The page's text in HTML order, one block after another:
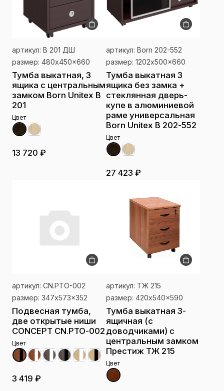
артикул: В 201 ДШ
размер: 480x450x660
Тумба выкатная, 3
ящика с центральным
замком Born Unitex В
201
Цвет
13 720 ₽
артикул: Born 202-552
размер: 1202x500x660
Тумба выкатная 3
ящика без замка +
стеклянная дверь-
купе в алюминиевой
раме универсальная
Born Unitex В 202-552
Цвет
27 423 ₽
артикул: CN.PTO-002
размер: 347x573x352
Подвесная тумба,
две открытые ниши
CONCEPT CN.PTO-002
Цвет
3 419 ₽
артикул: ТЖ 215
размер: 420x540x590
Тумба выкатная 3-
ящичная (c
доводчиками) с
центральным замком
Престиж ТЖ 215
Цвет